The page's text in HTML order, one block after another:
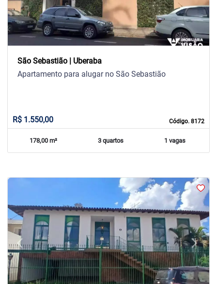
São Sebastião | Uberaba
Código. 8172
Apartamento para alugar no São Sebastião
R$ 1.550,00
178,00 m² 3 quartos 1 vagas
arrow_back_iosPrevious arrow_forward_iosNext